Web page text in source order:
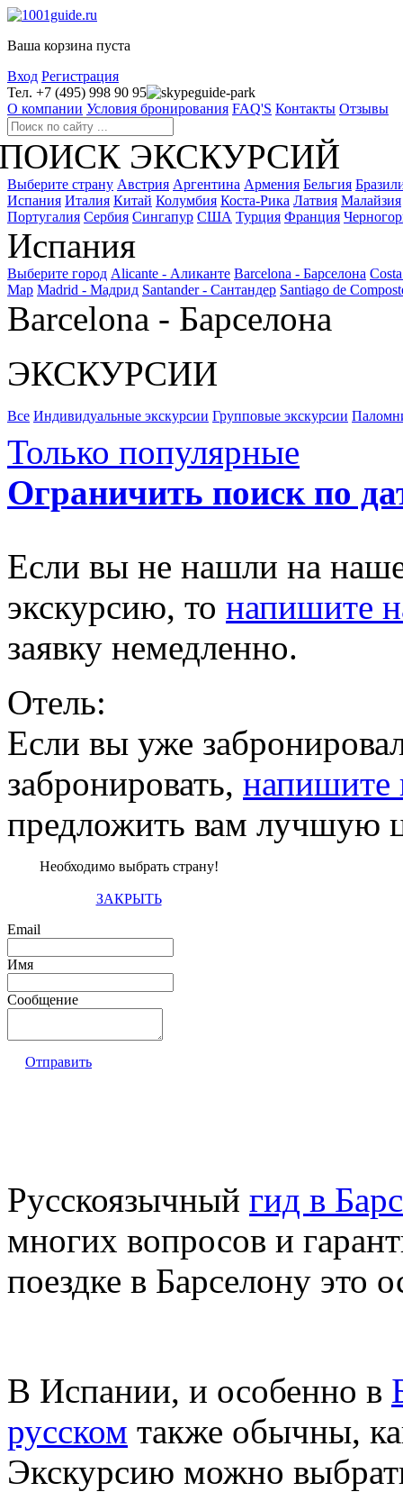
Ваша корзина пуста
Вход Регистрация
Тел. +7 (495) 998 90 95
guide-park
О компании Условия бронирования FAQ'S Контакты Отзывы
ЭКСКУРСИЙ
Выберите страну Австрия Аргентина Армения Бельгия
Испания Италия Китай Колумбия Коста-Рика Латвия Малайзия
Португалия Сербия Сингапур США Турция Франция
Испания
Выберите город Alicante - Аликанте Barcelona - Барселона
Мар Madrid - Мадрид Santander - Сантандер Santiago de
Barcelona - Барселона
ЭКСКУРСИИ
Все Индивидуальные экскурсии Групповые экскурсии
Только популярные
Ограничить поиск по
Если вы не нашли на
экскурсию, то напишите
заявку немедленно.
Отель:
Если вы уже
забронировать, напишите
предложить вам лучшую
Необходимо выбрать страну!
ЗАКРЫТЬ
Email
Имя
Сообщение
Отправить
Русскоязычный гид в
многих вопросов и
поездке в Барселону это
В Испании, и особенно в
русском также обычны,
Экскурсию можно